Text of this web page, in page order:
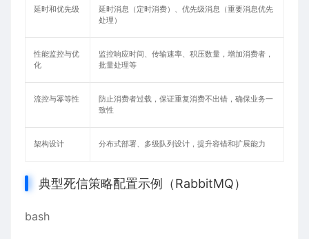
延时和优先级
延时消息（定时消费）、优先级消息（重要消息优先
处理）
性能监控与优
化
监控响应时间、传输速率、积压数量，增加消费者，
批量处理等
流控与幂等性
防止消费者过载，保证重复消费不出错，确保业务一
致性
架构设计 分布式部署、多级队列设计，提升容错和扩展能力
典型死信策略配置示例（RabbitMQ）
bash